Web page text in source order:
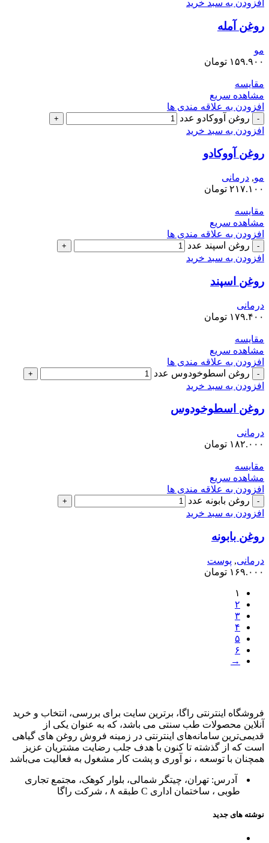
افزودن به سبد خرید
روغن آمله
مو
۱۵۹.۹۰۰ تومان
مقایسه
مشاهده سریع
افزودن به علاقه مندی ها
روغن آووکادو عدد
افزودن به سبد خرید
روغن آووکادو
مو, درمانی
۲۱۷.۱۰۰ تومان
مقایسه
مشاهده سریع
افزودن به علاقه مندی ها
روغن اسپند عدد
افزودن به سبد خرید
روغن اسپند
درمانی
۱۷۹.۴۰۰ تومان
مقایسه
مشاهده سریع
افزودن به علاقه مندی ها
روغن اسطوخودوس عدد
افزودن به سبد خرید
روغن اسطوخودوس
درمانی
۱۸۲.۰۰۰ تومان
مقایسه
مشاهده سریع
افزودن به علاقه مندی ها
روغن بابونه عدد
افزودن به سبد خرید
روغن بابونه
درمانی, پوست
۱۶۹.۰۰۰ تومان
۱
۲
۳
۴
۵
۶
→
فروشگاه اینترنتی راگا، برترین سایت برای بررسی، انتخاب و خرید
آنلاین محصولات طب سنتی می باشد، که به عنوان یکی از
قدیمی‌ترین سامانه‌های اینترنتی در زمینه فروش روغن های گیاهی
است که از گذشته تا کنون با هدف جلب رضایت مشتریان عزیز
همچنان با توسعه ، نو آوری و پشت کار مشغول به فعالیت می‌باشد
آدرس: تهران، چیتگر شمالی، بلوار کوهک، مجتمع تجاری
طوبی ، ساختمان اداری C طبقه ۸ ، شرکت راگا
نوشته های جدید